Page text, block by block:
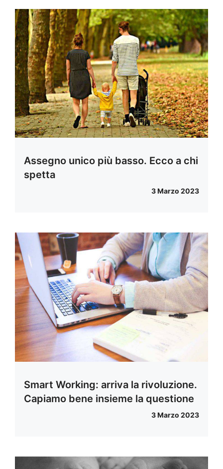
Assegno unico più basso. Ecco a chi
spetta
3 Marzo 2023
Smart Working: arriva la rivoluzione.
Capiamo bene insieme la questione
3 Marzo 2023